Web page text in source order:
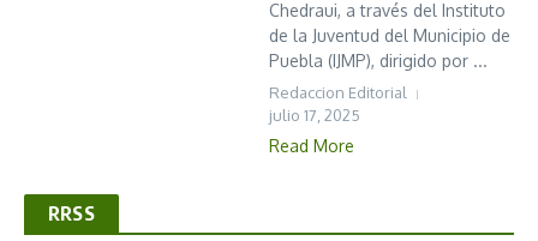
Chedraui, a través del Instituto
de la Juventud del Municipio de
Puebla (IJMP), dirigido por ...
Redaccion Editorial
julio 17, 2025
Read More
RRSS